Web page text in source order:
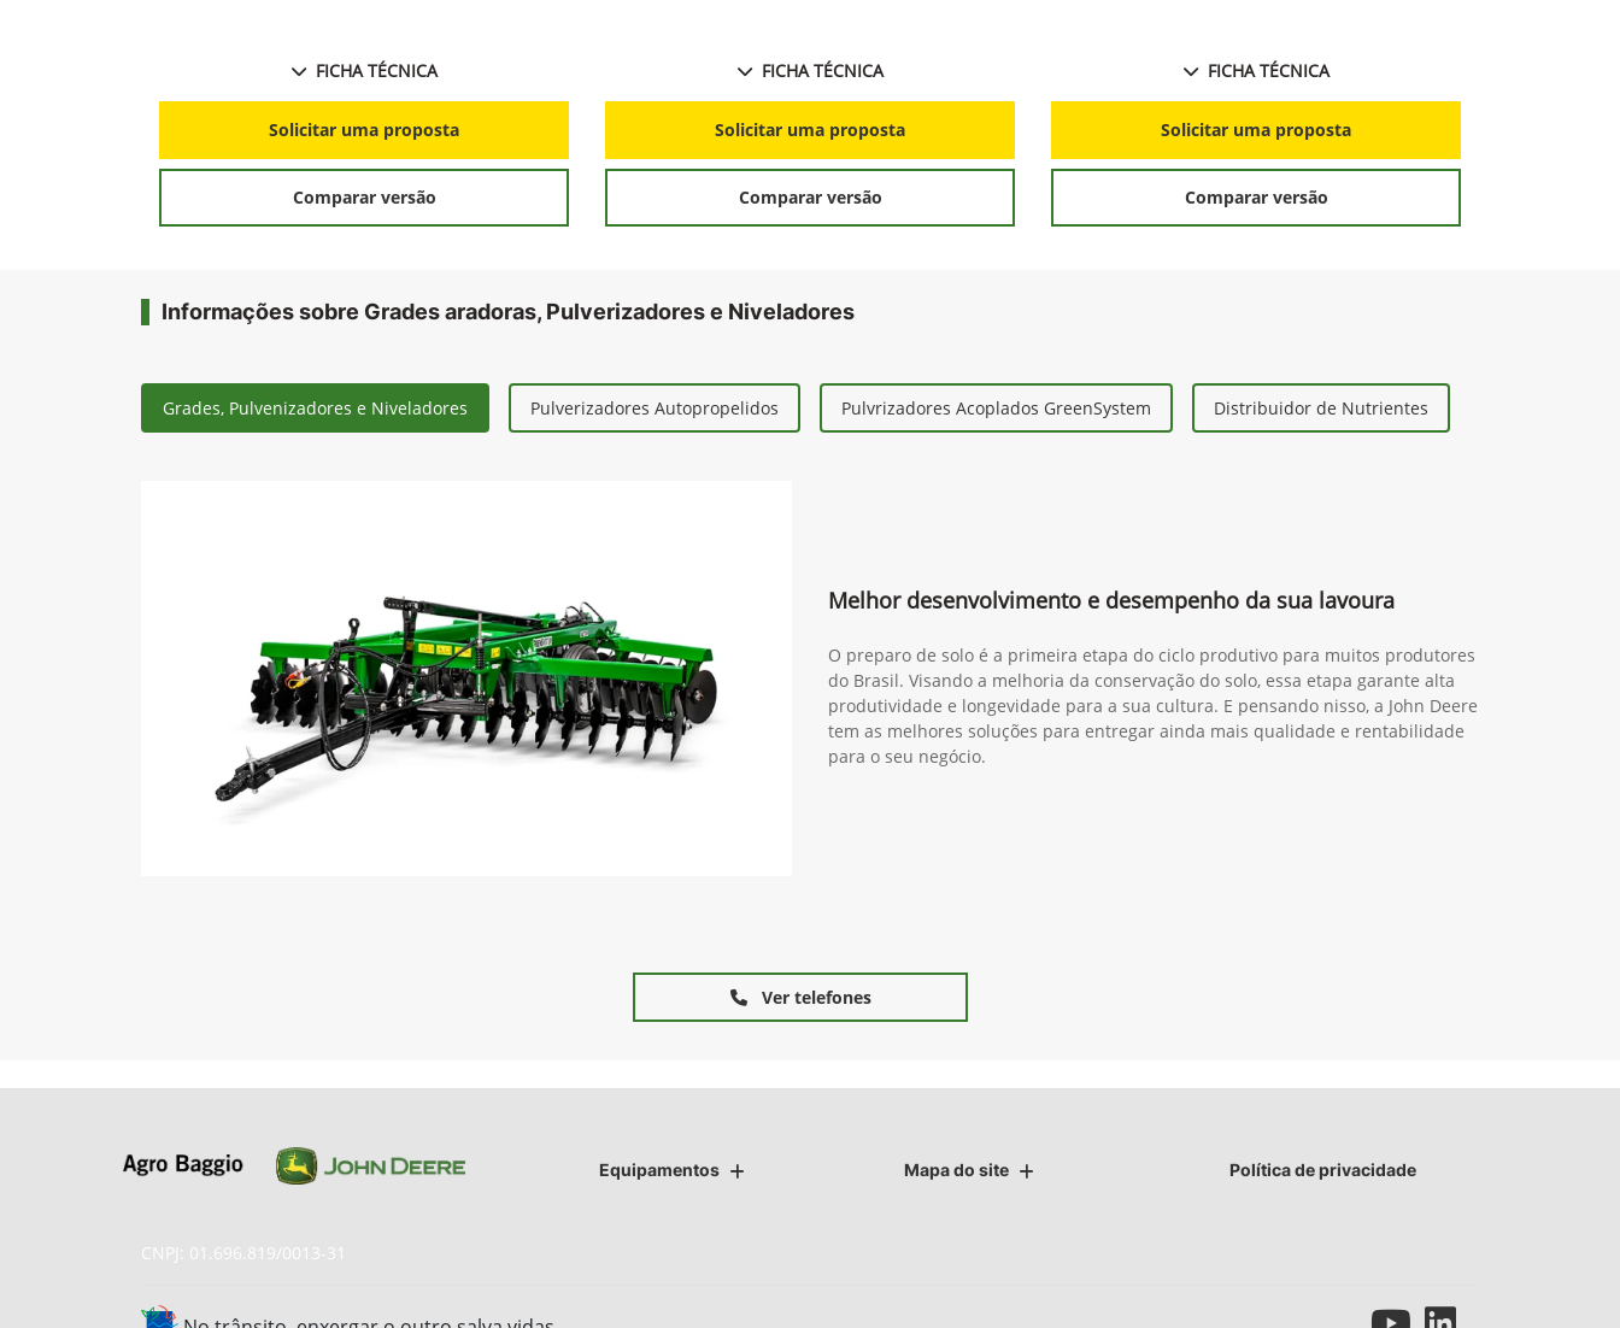
FICHA TÉCNICA
Solicitar uma proposta
Comparar versão
FICHA TÉCNICA
Solicitar uma proposta
Comparar versão
FICHA TÉCNICA
Solicitar uma proposta
Comparar versão
Informações sobre Grades aradoras, Pulverizadores e Niveladores
Grades, Pulvenizadores e Niveladores Pulverizadores Autopropelidos Pulvrizadores Acoplados GreenSystem Distribuidor de Nutrientes
Melhor desenvolvimento e desempenho da sua lavoura
O preparo de solo é a primeira etapa do ciclo produtivo para muitos produtores
do Brasil. Visando a melhoria da conservação do solo, essa etapa garante alta
produtividade e longevidade para a sua cultura. E pensando nisso, a John Deere
tem as melhores soluções para entregar ainda mais qualidade e rentabilidade
para o seu negócio.
Ver telefones
Equipamentos Mapa do site Política de privacidade
CNPJ: 01.696.819/0013-31